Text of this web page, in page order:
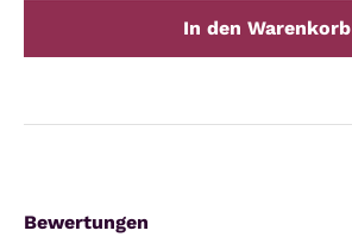
In den Warenkorb
Bewertungen